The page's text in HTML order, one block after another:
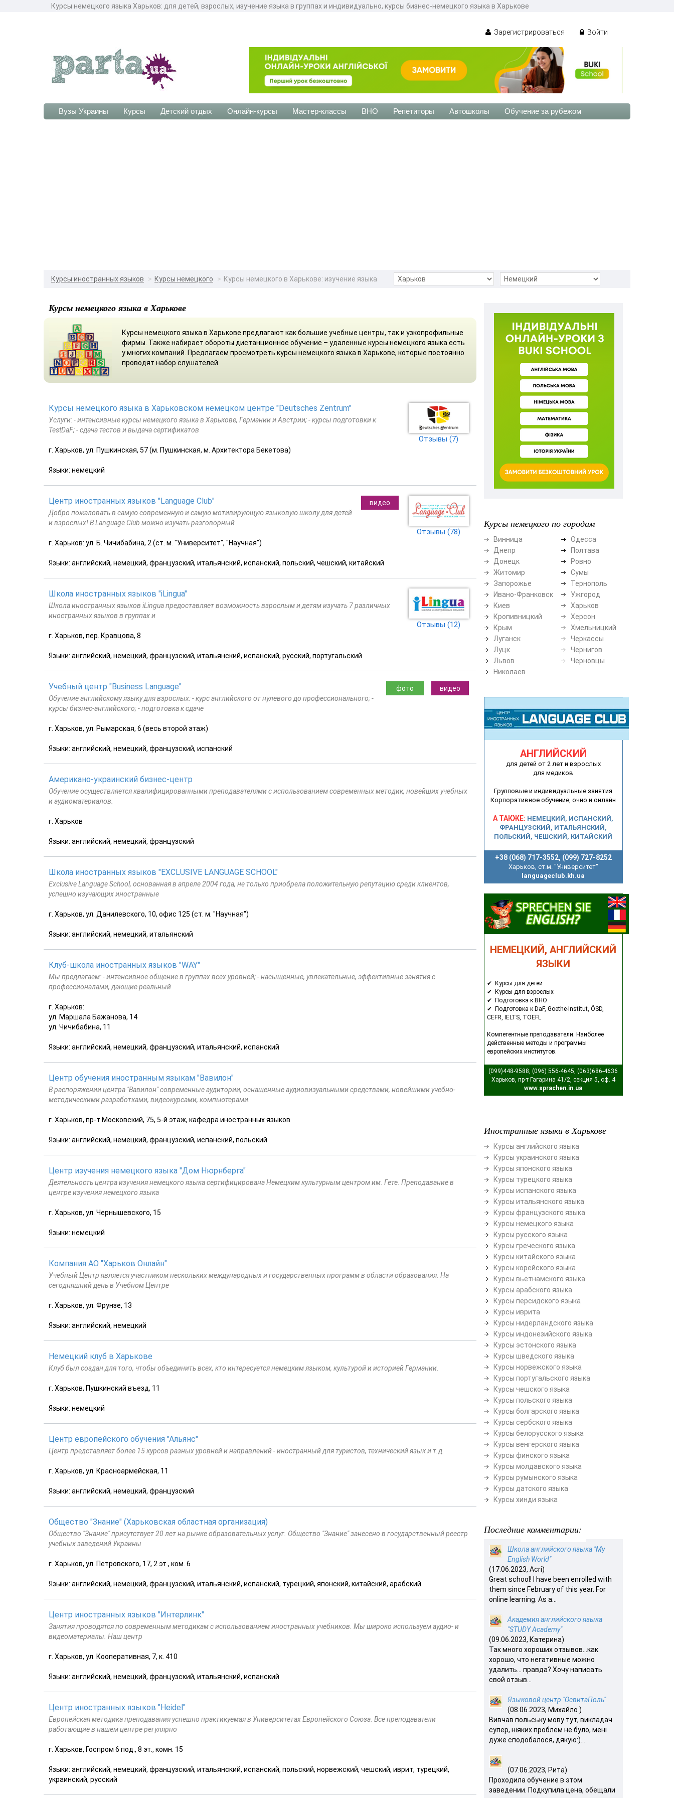
Курсы немецкого языка Харьков: для детей, взрослых, изучение языка в группах и индивидуально, курсы бизнес-немецкого языка в Харькове
Зарегистрироваться Войти
Вузы Украины Курсы Детский отдых Онлайн-курсы Мастер-классы ВНО Репетиторы Автошколы Обучение за рубежом
Курсы иностранных языков Курсы немецкого Курсы немецкого в Харькове: изучение языка
Курсы немецкого языка в Харькове
Курсы немецкого языка в Харькове предлагают как большие учебные центры, так и узкопрофильные
фирмы. Также набирает обороты дистанционное обучение – удаленные курсы немецкого языка есть
у многих компаний. Предлагаем просмотреть курсы немецкого языка в Харькове, которые постоянно
проводят набор слушателей.
Отзывы (7)
Курсы немецкого языка в Харьковском немецком центре "Deutsches Zentrum"
Услуги: - интенсивные курсы немецкого языка в Харькове, Германии и Австрии; - курсы подготовки к
TestDaF; - сдача тестов и выдача сертификатов
г. Харьков, ул. Пушкинская, 57 (м. Пушкинская, м. Архитектора Бекетова)
Языки: немецкий
Отзывы (78)
видео
Центр иностранных языков "Language Club"
Добро пожаловать в самую современную и самую мотивирующую языковую школу для детей
и взрослых! В Language Club можно изучать разговорный
г. Харьков: ул. Б. Чичибабина, 2 (ст. м. "Университет", "Научная")
Языки: английский, немецкий, французский, итальянский, испанский, польский, чешский, китайский
Отзывы (12)
Школа иностранных языков "iLingua"
Школа иностранных языков iLingua предоставляет возможность взрослым и детям изучать 7 различных
иностранных языков в группах и
г. Харьков, пер. Кравцова, 8
Языки: английский, немецкий, французский, итальянский, испанский, русский, португальский
видео
фото
Учебный центр "Business Language"
Обучение английскому языку для взрослых: - курс английского от нулевого до профессионального; -
курсы бизнес-английского; - подготовка к сдаче
г. Харьков, ул. Рымарская, 6 (весь второй этаж)
Языки: английский, немецкий, французский, испанский
Американо-украинский бизнес-центр
Обучение осуществляется квалифицированными преподавателями с использованием современных методик, новейших учебных
и аудиоматериалов.
г. Харьков
Языки: английский, немецкий, французский
Школа иностранных языков "EXCLUSIVE LANGUAGE SCHOOL"
Exclusive Language School, основанная в апреле 2004 года, не только приобрела положительную репутацию среди клиентов,
успешно изучающих иностранные
г. Харьков, ул. Данилевского, 10, офис 125 (ст. м. "Научная")
Языки: английский, немецкий, итальянский
Клуб-школа иностранных языков "WAY"
Мы предлагаем: - интенсивное общение в группах всех уровней; - насыщенные, увлекательные, эффективные занятия с
профессионалами, дающие реальный
г. Харьков:
ул. Маршала Бажанова, 14
ул. Чичибабина, 11
Языки: английский, немецкий, французский, итальянский, испанский
Центр обучения иностранным языкам "Вавилон"
В распоряжении центра "Вавилон" современные аудитории, оснащенные аудиовизуальными средствами, новейшими учебно-
методическими разработками, видеокурсами, компьютерами.
г. Харьков, пр-т Московский, 75, 5-й этаж, кафедра иностранных языков
Языки: английский, немецкий, французский, испанский, польский
Центр изучения немецкого языка "Дом Нюрнберга"
Деятельность центра изучения немецкого языка сертифицирована Немецким культурным центром им. Гете. Преподавание в
центре изучения немецкого языка
г. Харьков, ул. Чернышевского, 15
Языки: немецкий
Компания АО "Харьков Онлайн"
Учебный Центр является участником нескольких международных и государственных программ в области образования. На
сегодняшний день в Учебном Центре
г. Харьков, ул. Фрунзе, 13
Языки: английский, немецкий
Немецкий клуб в Харькове
Клуб был создан для того, чтобы объединить всех, кто интересуется немецким языком, культурой и историей Германии.
г. Харьков, Пушкинский въезд, 11
Языки: немецкий
Центр европейского обучения "Альянс"
Центр представляет более 15 курсов разных уровней и направлений - иностранный для туристов, технический язык и т.д.
г. Харьков, ул. Красноармейская, 11
Языки: английский, немецкий, французский
Общество "Знание" (Харьковская областная организация)
Общество "Знание" присутствует 20 лет на рынке образовательных услуг. Общество "Знание" занесено в государственный реестр
учебных заведений Украины
г. Харьков, ул. Петровского, 17, 2 эт., ком. 6
Языки: английский, немецкий, французский, итальянский, испанский, турецкий, японский, китайский, арабский
Центр иностранных языков "Интерлинк"
Занятия проводятся по современным методикам с использованием иностранных учебников. Мы широко используем аудио- и
видеоматериалы. Наш центр
г. Харьков, ул. Кооперативная, 7, к. 410
Языки: английский, немецкий, французский, итальянский, испанский
Центр иностранных языков "Heidel"
Европейская методика преподавания успешно практикуемая в Университетах Европейского Союза. Все преподаватели
работающие в нашем центре регулярно
г. Харьков, Госпром 6 под., 8 эт., комн. 15
Языки: английский, немецкий, французский, итальянский, испанский, польский, норвежский, чешский, иврит, турецкий,
украинский, русский
Курсы немецкого по городам
Винница
Днепр
Донецк
Житомир
Запорожье
Ивано-Франковск
Киев
Кропивницкий
Крым
Луганск
Луцк
Львов
Николаев
Одесса
Полтава
Ровно
Сумы
Тернополь
Ужгород
Харьков
Херсон
Хмельницкий
Черкассы
Чернигов
Черновцы
АНГЛИЙСКИЙ
для детей от 2 лет и взрослых
для медиков
Групповые и индивидуальные занятия
Корпоративное обучение, очно и онлайн
А ТАКЖЕ: НЕМЕЦКИЙ, ИСПАНСКИЙ,
ФРАНЦУЗСКИЙ, ИТАЛЬЯНСКИЙ,
ПОЛЬСКИЙ, ЧЕШСКИЙ, КИТАЙСКИЙ
+38 (068) 717-3552, (099) 727-8252
Харьков, ст.м. "Университет"
languageclub.kh.ua
НЕМЕЦКИЙ, АНГЛИЙСКИЙ
ЯЗЫКИ
✔ Курсы для детей
✔ Курсы для взрослых
✔ Подготовка к ВНО
✔ Подготовка к DaF, Goethe-Institut, ÖSD,
CEFR, IELTS, TOEFL
Компетентные преподаватели. Наиболее
действенные методы и программы
европейских институтов.
(099)448-9588, (096) 556-4645, (063)686-4636
Харьков, пр-т Гагарина 41/2, секция 5, оф. 4
www.sprachen.in.ua
Иностранные языки в Харькове
Курсы английского языка
Курсы украинского языка
Курсы японского языка
Курсы турецкого языка
Курсы испанского языка
Курсы итальянского языка
Курсы французского языка
Курсы немецкого языка
Курсы русского языка
Курсы греческого языка
Курсы китайского языка
Курсы корейского языка
Курсы вьетнамского языка
Курсы арабского языка
Курсы персидского языка
Курсы иврита
Курсы нидерландского языка
Курсы индонезийского языка
Курсы эстонского языка
Курсы шведского языка
Курсы норвежского языка
Курсы португальского языка
Курсы чешского языка
Курсы польского языка
Курсы болгарского языка
Курсы сербского языка
Курсы белорусского языка
Курсы венгерского языка
Курсы финского языка
Курсы молдавского языка
Курсы румынского языка
Курсы датского языка
Курсы хинди языка
Последние комментарии:
Школа английского языка "My
English World"
(17.06.2023, Acri)
Great school! I have been enrolled with
them since February of this year. For
online learning. As a...
Академия английского языка
"STUDY Academy"
(09.06.2023, Катерина)
Так много хороших отзывов…как
хорошо, что негативные можно
удалить… правда? Хочу написать
свой отзыв...
Языковой центр "ОсвитаПоль"
(08.06.2023, Михайло )
Вивчав польську мову тут, викладач
супер, ніяких проблем не було, мені
дуже сподобалося, дякую:)...
(07.06.2023, Рита)
Проходила обучение в этом
заведении. Подкупила цена, обещали